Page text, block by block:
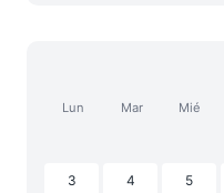
Lun Mar Mié
3 4 5